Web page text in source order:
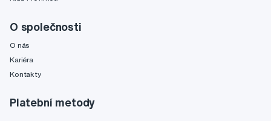
O společnosti
O nás
Kariéra
Kontakty
Platební metody